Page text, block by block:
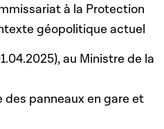
à la Protection
géopolitique actuel
au Ministre de la
panneaux en gare et